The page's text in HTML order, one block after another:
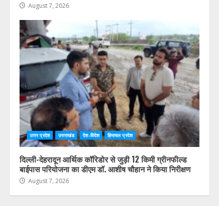
August 7, 2026
उत्तर प्रदेश उत्तराखंड देश-विदेश हिमाचल प्रदेश
दिल्ली-देहरादून आर्थिक कॉरिडोर से जुड़ी 12 किमी ग्रीनफील्ड
बाईपास परियोजना का डीएम डॉ. आशीष चौहान ने किया निरीक्षण
August 7, 2026